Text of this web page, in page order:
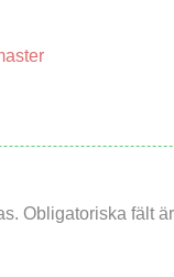
Obligatoriska fält